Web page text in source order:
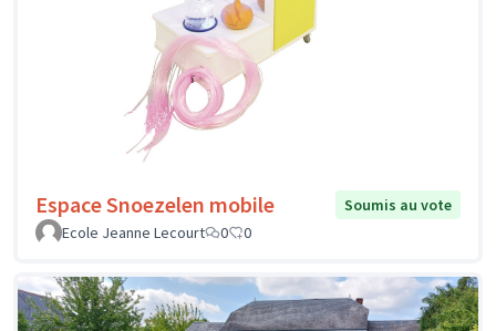
Espace Snoezelen mobile
Soumis au vote
Ecole Jeanne Lecourt
0 0